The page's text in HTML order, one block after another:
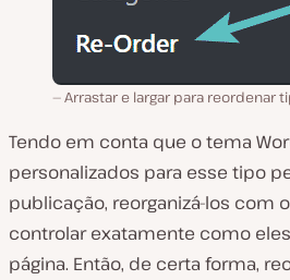
Arrastar e largar para reordenar
Tendo em conta que o tema
personalizados para esse tipo
publicação, reorganizá-los com
controlar exatamente como
página. Então, de certa forma,